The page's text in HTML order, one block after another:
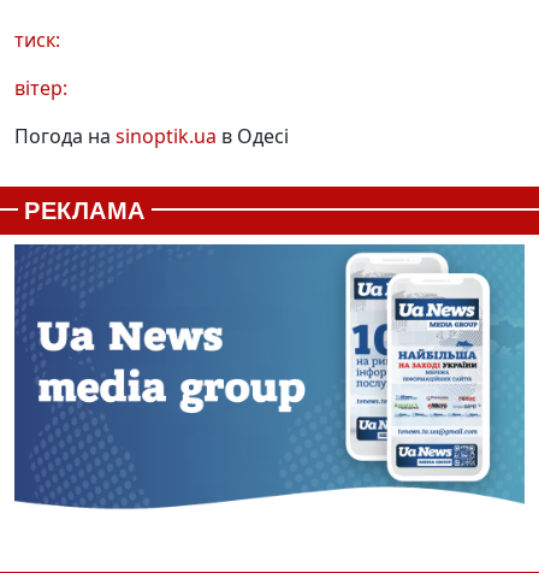
тиск:
вітер:
Погода на sinoptik.ua в Одесі
РЕКЛАМА